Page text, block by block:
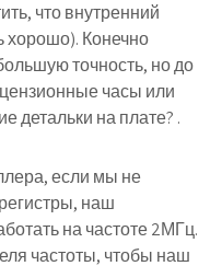
что внутренний
хорошо). Конечно
точность, но до
часы или
детальки на плате? .
если мы не
наш
на частоте 2МГц.
частоты, чтобы наш